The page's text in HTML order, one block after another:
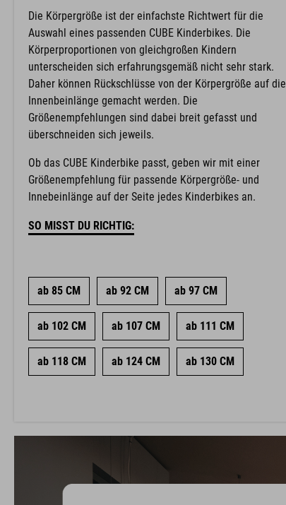
Die Körpergröße ist der einfachste Richtwert für die
Auswahl eines passenden CUBE Kinderbikes. Die
Körperproportionen von gleichgroßen Kindern
unterscheiden sich erfahrungsgemäß nicht sehr stark.
Daher können Rückschlüsse von der Körpergröße auf die
Innenbeinlänge gemacht werden. Die
Größenempfehlungen sind dabei breit gefasst und
überschneiden sich jeweils.
Ob das CUBE Kinderbike passt, geben wir mit einer
Größenempfehlung für passende Körpergröße- und
Innebeinlänge auf der Seite jedes Kinderbikes an.
SO MISST DU RICHTIG:
ab 85 CM ab 92 CM ab 97 CM
ab 102 CM ab 107 CM ab 111 CM
ab 118 CM ab 124 CM ab 130 CM